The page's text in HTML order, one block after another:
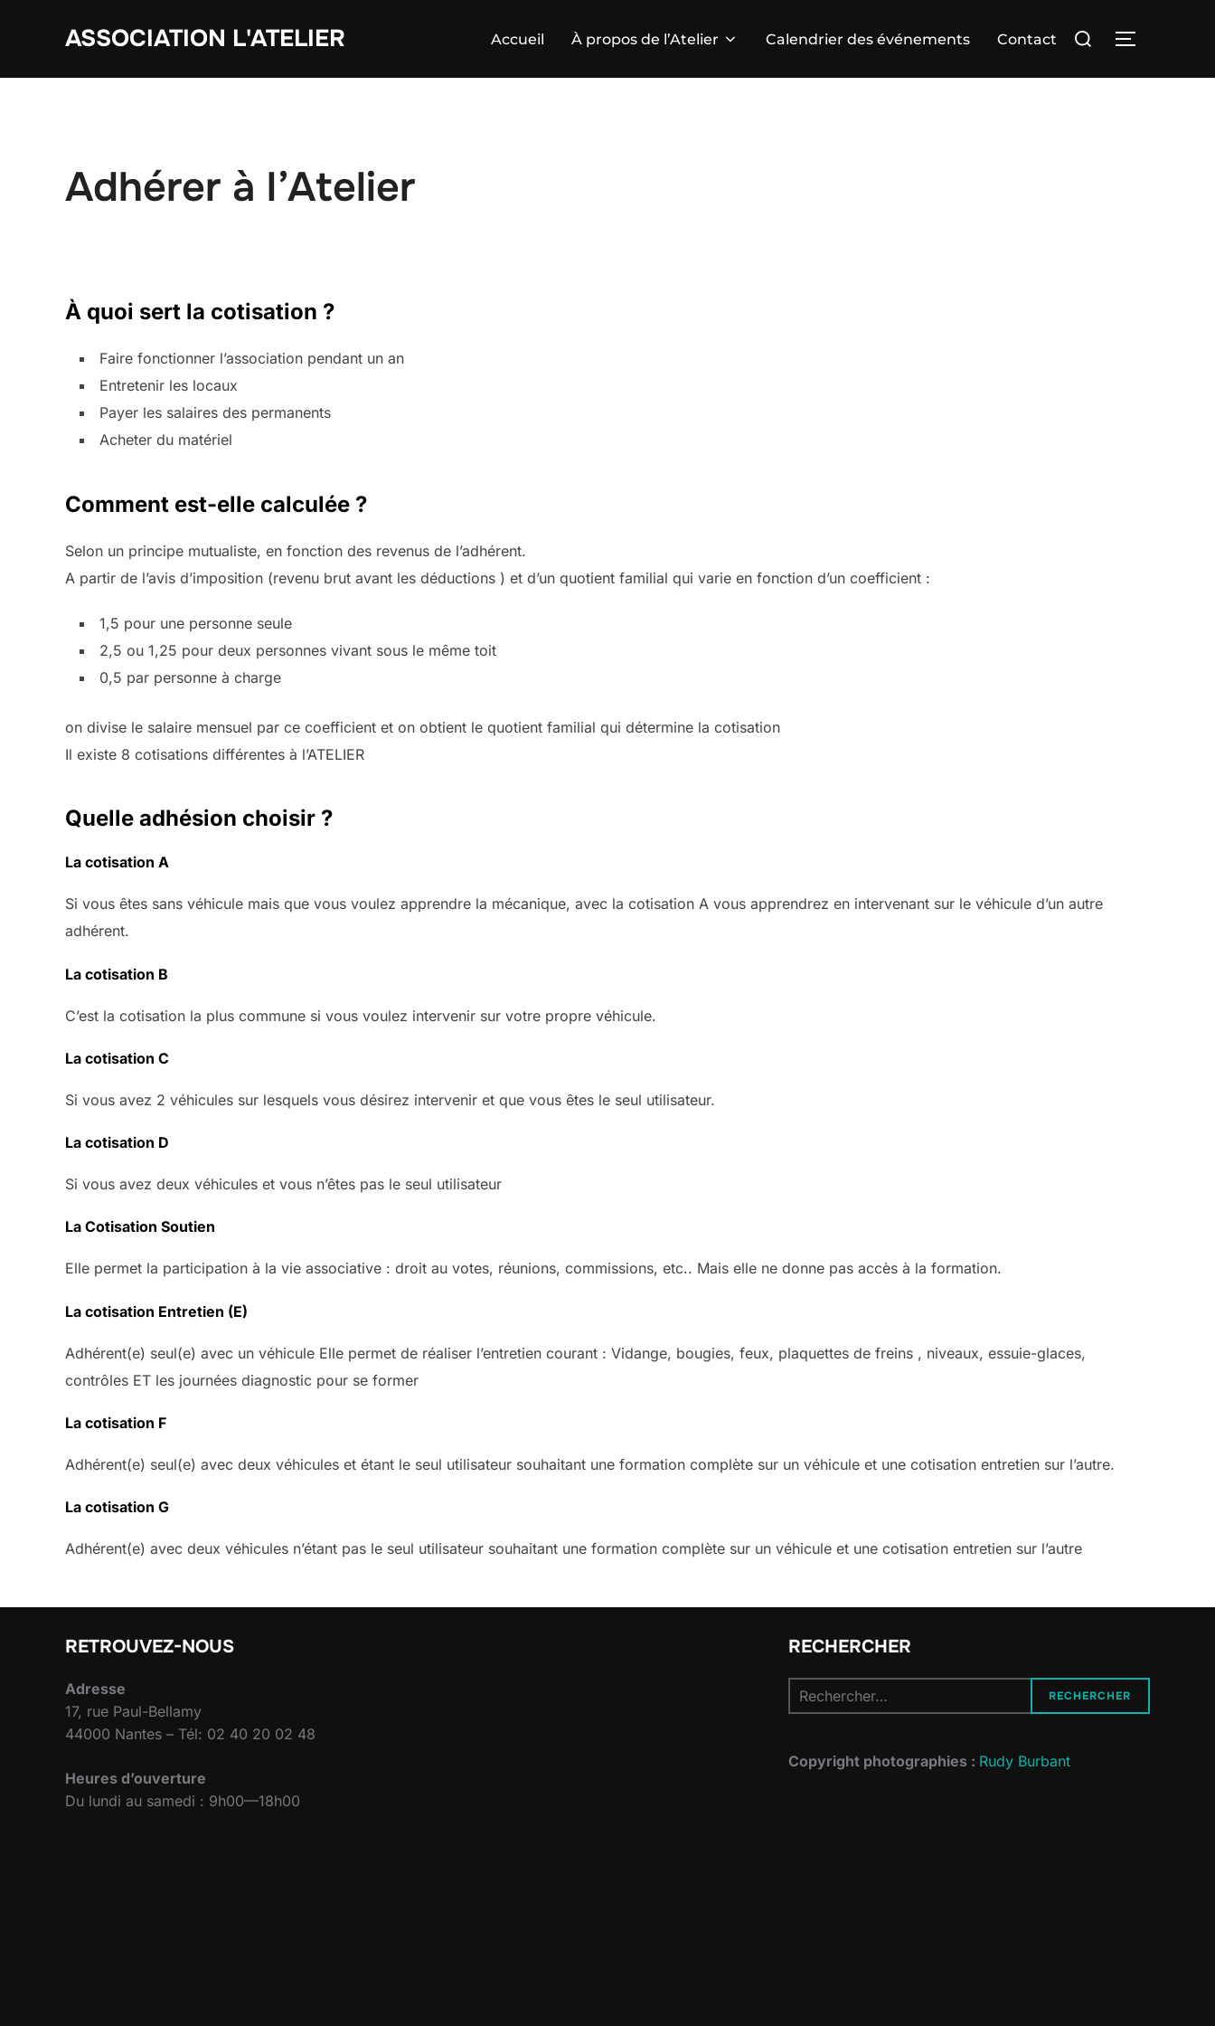
ASSOCIATION L'ATELIER Accueil À propos de l’Atelier Calendrier des événements Contact
Rechercher :
Adhérer à l’Atelier
À quoi sert la cotisation ?
Faire fonctionner l’association pendant un an
Entretenir les locaux
Payer les salaires des permanents
Acheter du matériel
Comment est-elle calculée ?
Selon un principe mutualiste, en fonction des revenus de l’adhérent.
A partir de l’avis d’imposition (revenu brut avant les déductions ) et d’un quotient familial qui varie en fonction d’un coefficient :
1,5 pour une personne seule
2,5 ou 1,25 pour deux personnes vivant sous le même toit
0,5 par personne à charge
on divise le salaire mensuel par ce coefficient et on obtient le quotient familial qui détermine la cotisation
Il existe 8 cotisations différentes à l’ATELIER
Quelle adhésion choisir ?
La cotisation A
Si vous êtes sans véhicule mais que vous voulez apprendre la mécanique, avec la cotisation A vous apprendrez en intervenant sur le véhicule d’un autre
adhérent.
La cotisation B
C’est la cotisation la plus commune si vous voulez intervenir sur votre propre véhicule.
La cotisation C
Si vous avez 2 véhicules sur lesquels vous désirez intervenir et que vous êtes le seul utilisateur.
La cotisation D
Si vous avez deux véhicules et vous n’êtes pas le seul utilisateur
La Cotisation Soutien
Elle permet la participation à la vie associative : droit au votes, réunions, commissions, etc.. Mais elle ne donne pas accès à la formation.
La cotisation Entretien (E)
Adhérent(e) seul(e) avec un véhicule Elle permet de réaliser l’entretien courant : Vidange, bougies, feux, plaquettes de freins , niveaux, essuie-glaces,
contrôles ET les journées diagnostic pour se former
La cotisation F
Adhérent(e) seul(e) avec deux véhicules et étant le seul utilisateur souhaitant une formation complète sur un véhicule et une cotisation entretien sur l’autre.
La cotisation G
Adhérent(e) avec deux véhicules n’étant pas le seul utilisateur souhaitant une formation complète sur un véhicule et une cotisation entretien sur l’autre
RETROUVEZ-NOUS
Adresse
17, rue Paul-Bellamy
44000 Nantes – Tél: 02 40 20 02 48
Heures d’ouverture
Du lundi au samedi : 9h00—18h00
RECHERCHER
Recherche
pour :
RECHERCHER
Copyright photographies : Rudy Burbant